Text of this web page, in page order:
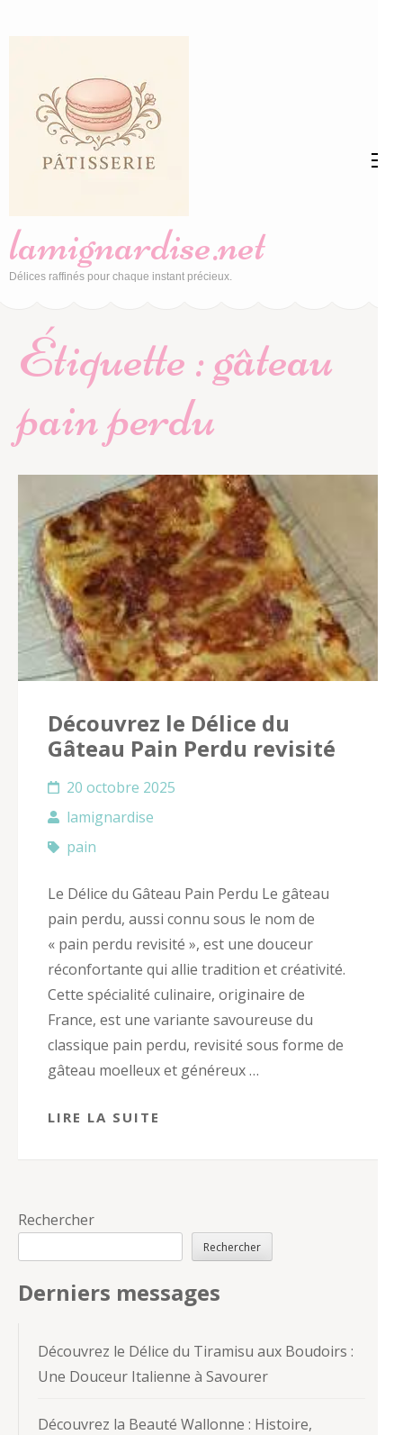
(Pressez
Entrée)
lamignardise.net
Délices raffinés pour chaque instant précieux.
Étiquette :gâteau
pain perdu
Découvrez le Délice du
Gâteau Pain Perdu revisité
20 octobre 2025
lamignardise
pain
Le Délice du Gâteau Pain Perdu Le gâteau
pain perdu, aussi connu sous le nom de
« pain perdu revisité », est une douceur
réconfortante qui allie tradition et créativité.
Cette spécialité culinaire, originaire de
France, est une variante savoureuse du
classique pain perdu, revisité sous forme de
gâteau moelleux et généreux …
LIRE LA SUITE
Rechercher
Rechercher
Derniers messages
Découvrez le Délice du Tiramisu aux Boudoirs :
Une Douceur Italienne à Savourer
Découvrez la Beauté Wallonne : Histoire,